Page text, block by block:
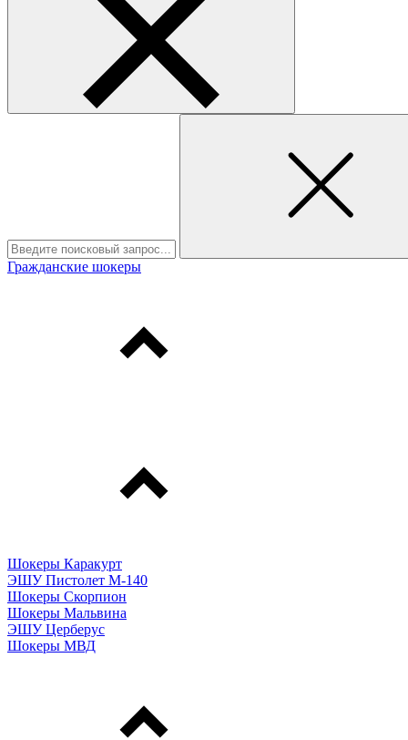
Гражданские шокеры
Шокеры Каракурт
ЭШУ Пистолет М-140
Шокеры Скорпион
Шокеры Мальвина
ЭШУ Церберус
Шокеры МВД